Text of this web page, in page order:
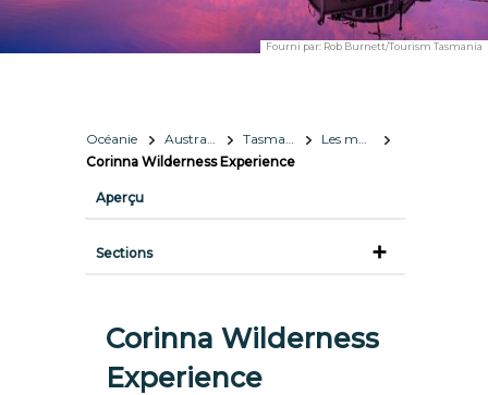
Fourni par: Rob Burnett/Tourism Tasmania
Océanie Australie Tasmanie
Les meilleures expériences en Tasmanie
Corinna Wilderness Experience
Aperçu
Sections
Corinna Wilderness
Experience